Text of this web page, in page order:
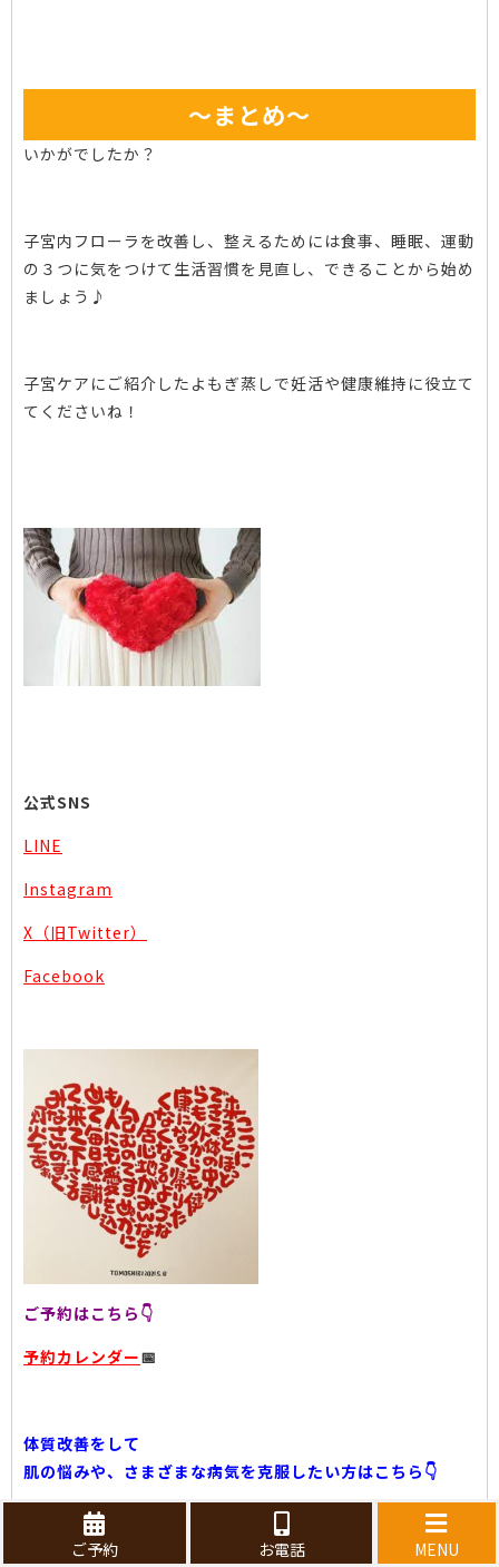
～まとめ～
いかがでしたか？
子宮内フローラを改善し、整えるためには食事、睡眠、運動
の３つに気をつけて生活習慣を見直し、できることから始め
ましょう♪
子宮ケアにご紹介したよもぎ蒸しで妊活や健康維持に役立て
てくださいね！
公式SNS
LINE
Instagram
X（旧Twitter）
Facebook
ご予約はこちら👇
予約カレンダー📅
体質改善をして
肌の悩みや、さまざまな病気を克服したい方はこちら👇
ご予約 お電話 MENU